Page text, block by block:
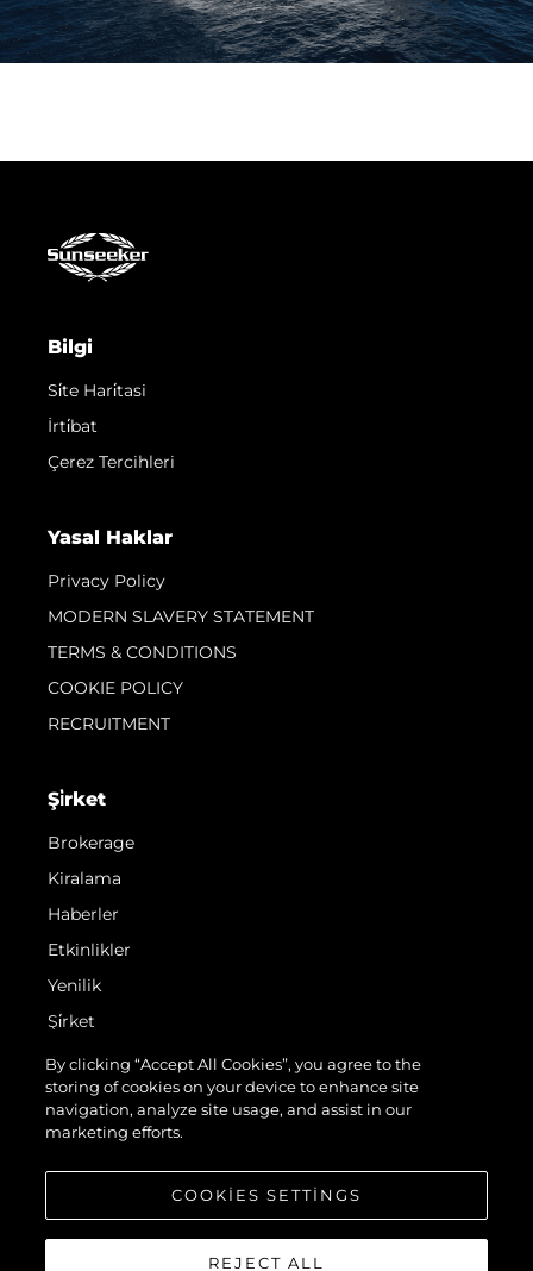
Bilgi
Si̇te Hari̇tasi
İrti̇bat
Çerez Tercihleri
Yasal Haklar
Privacy Policy
MODERN SLAVERY STATEMENT
TERMS & CONDITIONS
COOKIE POLICY
RECRUITMENT
Şi̇rket
Brokerage
Kiralama
Haberler
Etkinlikler
Yenilik
Şi̇rket
Ekip
Yaşam Şekli̇
Mi̇ras
By clicking “Accept All Cookies”, you agree to the
storing of cookies on your device to enhance site
navigation, analyze site usage, and assist in our
marketing efforts.
COOKIES SETTINGS
REJECT ALL